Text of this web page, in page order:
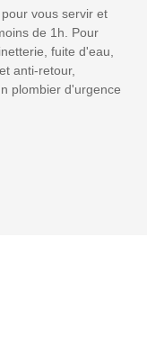
vous servir et
de 1h. Pour
fuite d'eau,
anti-retour,
plombier d'urgence